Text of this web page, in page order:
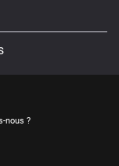
nous ?